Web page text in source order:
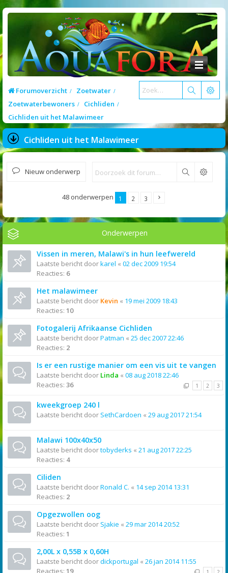
Forumoverzicht
Zoetwater
Zoetwaterbewoners
Cichliden
Cichliden uit het Malawimeer
Cichliden uit het Malawimeer
Nieuw onderwerp Zoek
48 onderwerpen 1 2 3
Onderwerpen
Vissen in meren, Malawi's in hun leefwereld
Laatste bericht doorkarel « 02 dec 2009 19:54
Reacties: 6
Het malawimeer
Laatste bericht door Kevin « 19 mei 2009 18:43
Reacties: 10
Fotogalerij Afrikaanse Cichliden
Laatste bericht doorPatman « 25 dec 2007 22:46
Reacties: 2
Is er een rustige manier om een vis uit te vangen
Laatste bericht door Linda « 08 aug 2018 22:46
Reacties: 36 1 2 3
kweekgroep 240 l
Laatste bericht door SethCardoen « 29 aug 2017 21:54
Malawi 100x40x50
Laatste bericht doortobyderks « 21 aug 2017 22:25
Reacties: 4
Ciliden
Laatste bericht doorRonald C. « 14 sep 2014 13:31
Reacties: 2
Opgezwollen oog
Laatste bericht door Sjakie « 29 mar 2014 20:52
Reacties: 1
2,00L x 0,55B x 0,60H
Laatste bericht doordickportugal « 26 jan 2014 11:55
Reacties: 19